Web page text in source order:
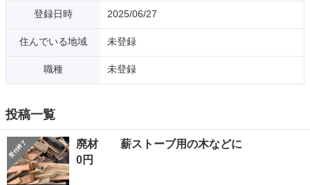
登録日時 2025/06/27
住んでいる地域 未登録
職種 未登録
投稿一覧
廃材 薪ストーブ用の木などに
0円